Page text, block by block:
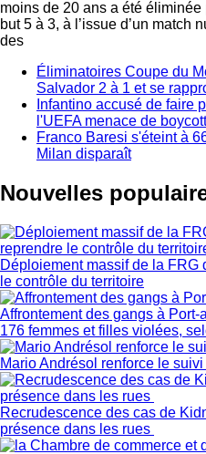
moins de 20 ans a été
but 5 à 3, à l’issue d’un match
des
Éliminatoires Coupe du
Salvador 2 à 1 et se
Infantino accusé de faire
l'UEFA menace de
Franco Baresi s'éteint à
Milan disparaît
Nouvelles
Déploiement massif de la
le contrôle du territoire
Affrontement des gangs à
176 femmes et filles violées,
Mario Andrésol renforce le
Recrudescence des cas de
présence dans les rues